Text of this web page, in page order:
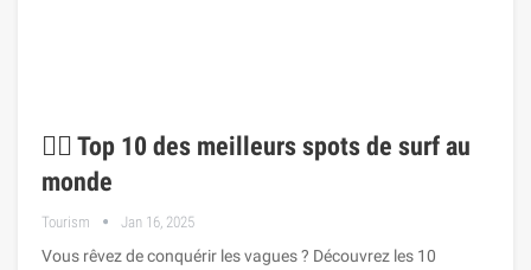
🏄‍♂️ Top 10 des meilleurs spots de surf au
monde
Tourism Jan 16, 2025
Vous rêvez de conquérir les vagues ? Découvrez les 10